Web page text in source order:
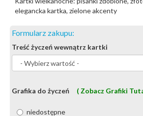
elegancka kartka, zielone akcenty
Formularz zakupu:
Treść życzeń wewnątrz kartki
Grafika do życzeń ( Zobacz Grafiki
niedostępne